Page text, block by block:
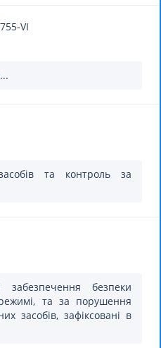
VI
та контроль за
забезпечення безпеки
та за порушення
засобів, зафіксовані в